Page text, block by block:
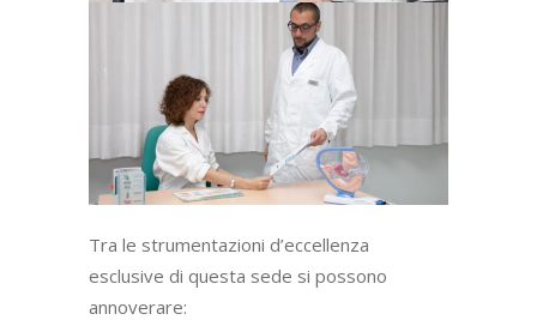
Tra le strumentazioni d’eccellenza
esclusive di questa sede si possono
annoverare: